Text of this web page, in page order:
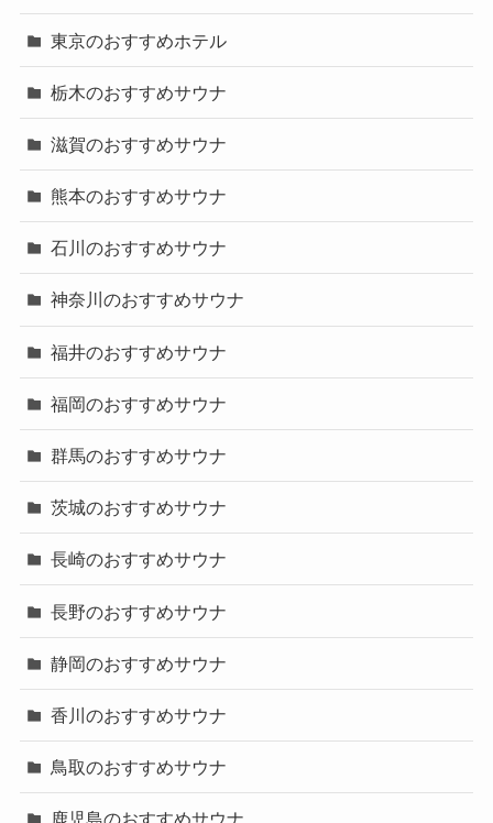
東京のおすすめホテル
栃木のおすすめサウナ
滋賀のおすすめサウナ
熊本のおすすめサウナ
石川のおすすめサウナ
神奈川のおすすめサウナ
福井のおすすめサウナ
福岡のおすすめサウナ
群馬のおすすめサウナ
茨城のおすすめサウナ
長崎のおすすめサウナ
長野のおすすめサウナ
静岡のおすすめサウナ
香川のおすすめサウナ
鳥取のおすすめサウナ
鹿児島のおすすめサウナ